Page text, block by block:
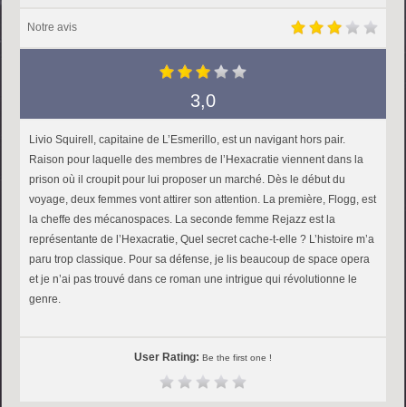
Notre avis
3,0
Livio Squirell, capitaine de L’Esmerillo, est un navigant hors pair.
Raison pour laquelle des membres de l’Hexacratie viennent dans la
prison où il croupit pour lui proposer un marché. Dès le début du
voyage, deux femmes vont attirer son attention. La première, Flogg, est
la cheffe des mécanospaces. La seconde femme Rejazz est la
représentante de l’Hexacratie, Quel secret cache-t-elle ? L’histoire m’a
paru trop classique. Pour sa défense, je lis beaucoup de space opera
et je n’ai pas trouvé dans ce roman une intrigue qui révolutionne le
genre.
User Rating: Be the first one !